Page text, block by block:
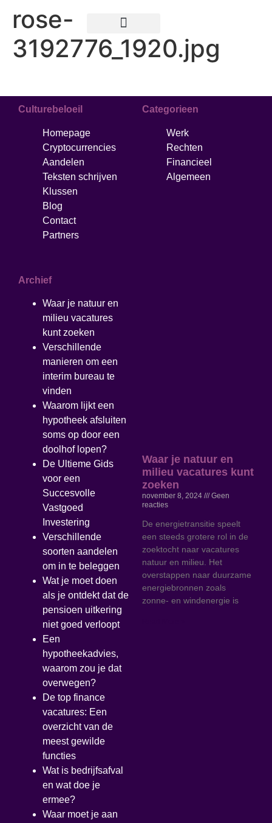
rose-
3192776_1920.jpg
Culturebeloeil
Homepage
Cryptocurrencies
Aandelen
Teksten schrijven
Klussen
Blog
Contact
Partners
Categorieen
Werk
Rechten
Financieel
Algemeen
Archief
Waar je natuur en
milieu vacatures
kunt zoeken
Verschillende
manieren om een
interim bureau te
vinden
Waarom lijkt een
hypotheek afsluiten
soms op door een
doolhof lopen?
De Ultieme Gids
voor een
Succesvolle
Vastgoed
Investering
Verschillende
soorten aandelen
om in te beleggen
Wat je moet doen
als je ontdekt dat de
pensioen uitkering
niet goed verloopt
Een
hypotheekadvies,
waarom zou je dat
overwegen?
De top finance
vacatures: Een
overzicht van de
meest gewilde
functies
Wat is bedrijfsafval
en wat doe je
ermee?
Waar moet je aan
Waar je natuur en
milieu vacatures kunt
zoeken
november 8, 2024
Geen
reacties
De energietransitie speelt
een steeds grotere rol in de
zoektocht naar vacatures
natuur en milieu. Het
overstappen naar duurzame
energiebronnen zoals
zonne- en windenergie is